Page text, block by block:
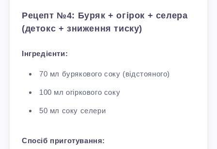
Рецепт №4: Буряк + огірок + селера
(детокс + зниження тиску)
Інгредієнти:
70 мл бурякового соку (відстояного)
100 мл огіркового соку
50 мл соку селери
Спосіб приготування: